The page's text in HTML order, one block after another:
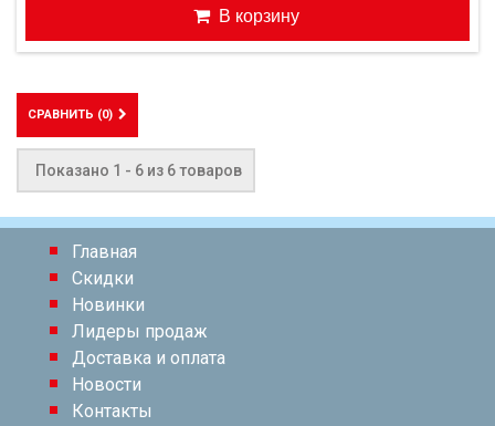
В корзину
СРАВНИТЬ (0)
Показано 1 - 6 из 6 товаров
Главная
Скидки
Новинки
Лидеры продаж
Доставка и оплата
Новости
Контакты